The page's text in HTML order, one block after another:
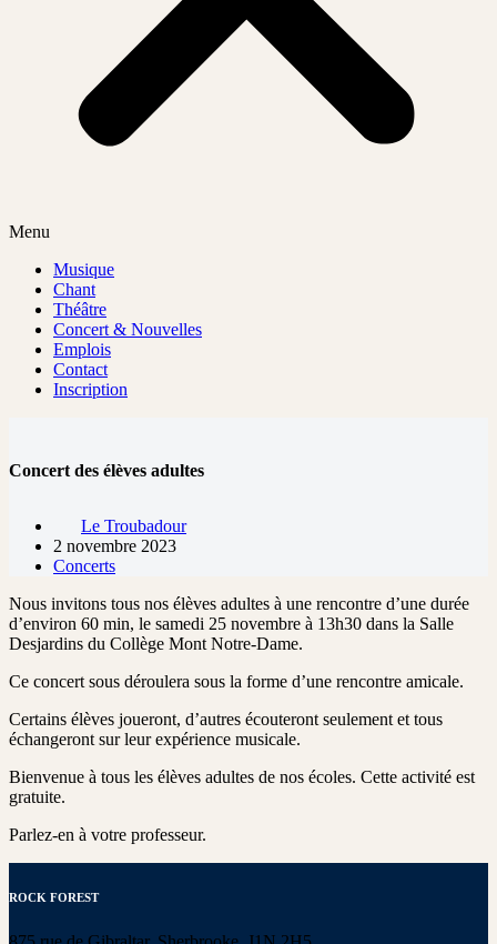
Menu
Musique
Chant
Théâtre
Concert & Nouvelles
Emplois
Contact
Inscription
Concert des élèves adultes
Le Troubadour
2 novembre 2023
Concerts
Nous invitons tous nos élèves adultes à une rencontre d’une durée
d’environ 60 min, le samedi 25 novembre à 13h30 dans la Salle
Desjardins du Collège Mont Notre-Dame.
Ce concert sous déroulera sous la forme d’une rencontre amicale.
Certains élèves joueront, d’autres écouteront seulement et tous
échangeront sur leur expérience musicale.
Bienvenue à tous les élèves adultes de nos écoles. Cette activité est
gratuite.
Parlez-en à votre professeur.
ROCK FOREST